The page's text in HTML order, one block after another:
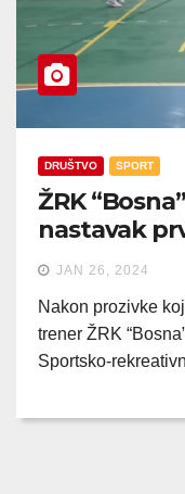
DRUŠTVO SPORT
ŽRK
nastavak
JAN 26, 2024
Nakon prozivke
trener ŽRK
Sportsko-